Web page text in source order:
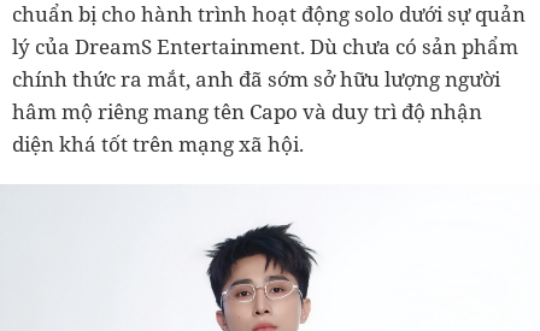
chuẩn bị cho hành trình hoạt động solo dưới sự quản
lý của DreamS Entertainment. Dù chưa có sản phẩm
chính thức ra mắt, anh đã sớm sở hữu lượng người
hâm mộ riêng mang tên Capo và duy trì độ nhận
diện khá tốt trên mạng xã hội.